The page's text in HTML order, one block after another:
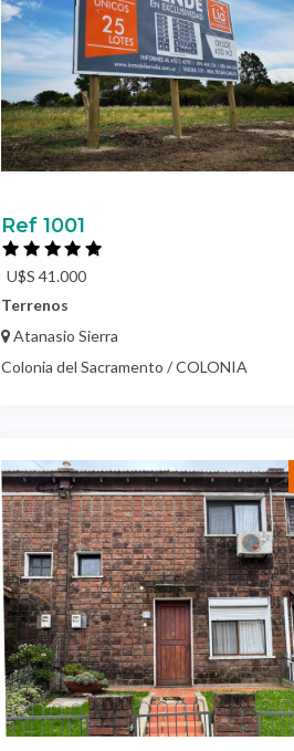
Ref 1001
U$S 41.000
Terrenos
Atanasio Sierra
Colonia del Sacramento / COLONIA